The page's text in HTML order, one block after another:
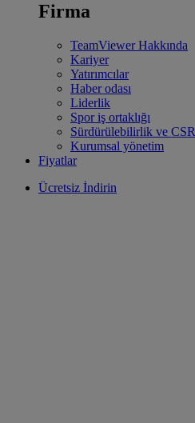
Firma
TeamViewer Hakkında
Kariyer
Yatırımcılar
Haber odası
Liderlik
Spor iş ortaklığı
Sürdürülebilirlik ve CSR
Kurumsal yönetim
Fiyatlar
Ücretsiz İndirin